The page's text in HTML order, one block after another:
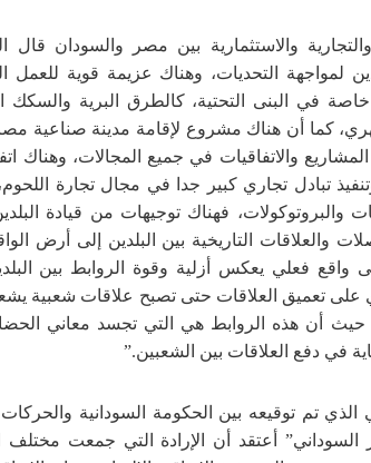
والاستثمارية بين مصر والسودان قال
لمواجهة التحديات، وهناك عزيمة قوية
في البنى التحتية، كالطرق البرية والسكك
كما أن هناك مشروع لإقامة مدينة صناعية
المشاريع والاتفاقيات في جميع المجالات،
تبادل تجاري كبير جدا في مجال تجارة
والبروتوكولات، فهناك توجيهات من قيادة
والعلاقات التاريخية بين البلدين إلى أرض
واقع فعلي يعكس أزلية وقوة الروابط بين
على تعميق العلاقات حتى تصبح علاقات شعبية
حيث أن هذه الروابط هي التي تجسد معاني
في دفع العلاقات بين الشعبين.”
الذي تم توقيعه بين الحكومة السودانية
السوداني” أعتقد أن الإرادة التي جمعت مختلف